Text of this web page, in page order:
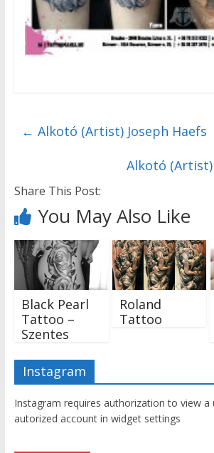
← Alkotó (Artist) Joseph Haefs
Alkotó (Artist)
Share This Post:
You May Also Like
Black Pearl
Tattoo –
Szentes
Roland
Tattoo
Instagram
Instagram requires authorization to view a
autorized account in widget settings